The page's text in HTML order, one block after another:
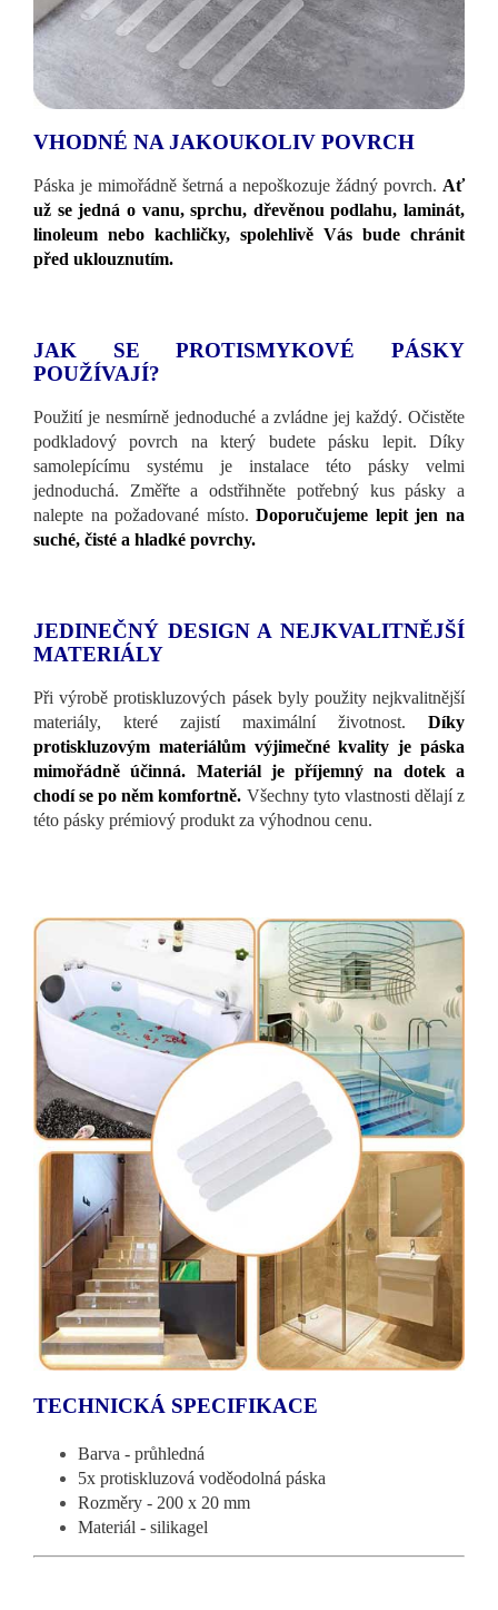
VHODNÉ NA JAKOUKOLIV POVRCH
Páska je mimořádně šetrná a nepoškozuje žádný povrch. Ať
už se jedná o vanu, sprchu, dřevěnou podlahu, laminát,
linoleum nebo kachličky, spolehlivě Vás bude chránit
před uklouznutím.
JAK SE PROTISMYKOVÉ PÁSKY
POUŽÍVAJÍ?
Použití je nesmírně jednoduché a zvládne jej každý. Očistěte
podkladový povrch na který budete pásku lepit. Díky
samolepícímu systému je instalace této pásky velmi
jednoduchá. Změřte a odstřihněte potřebný kus pásky a
nalepte na požadované místo.Doporučujeme lepit jen na
suché, čisté a hladké povrchy.
JEDINEČNÝ DESIGN A NEJKVALITNĚJŠÍ
MATERIÁLY
Při výrobě protiskluzových pásek byly použity nejkvalitnější
materiály, které zajistí maximální životnost. Díky
protiskluzovým materiálům výjimečné kvality je páska
mimořádně účinná. Materiál je příjemný na dotek a
chodí se po něm komfortně. Všechny tyto vlastnosti dělají z
této pásky prémiový produkt za výhodnou cenu.
TECHNICKÁ SPECIFIKACE
Barva - průhledná
5x protiskluzová voděodolná páska
Rozměry - 200 x 20 mm
Materiál - silikagel